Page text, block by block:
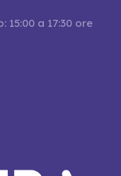
15:00 a 17:30 ore